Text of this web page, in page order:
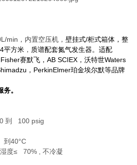
min，内置空压机，壁挂式/柜式箱体，整
平方米 ， 质谱配套氮气发生器。适配
赛默飞，AB SCIEX，沃特世Waters
，PerkinElmer珀金埃尔默等品牌
。
到 100 psig
40°C
≤ 70% , 不冷凝